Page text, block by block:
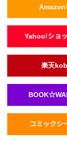
Amazon
Yahoo!ショ
楽天
コミックシ